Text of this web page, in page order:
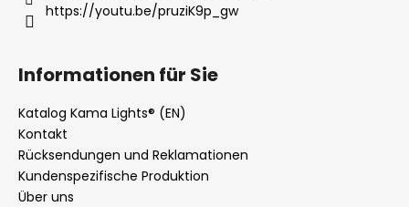
https://youtu.be/pruziK9p_gw
Informationen für Sie
Katalog Kama Lights® (EN)
Kontakt
Rücksendungen und Reklamationen
Kundenspezifische Produktion
Über uns